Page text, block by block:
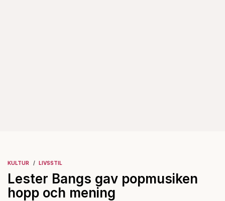
KULTUR LIVSSTIL
Lester Bangs gav popmusiken
hopp och mening